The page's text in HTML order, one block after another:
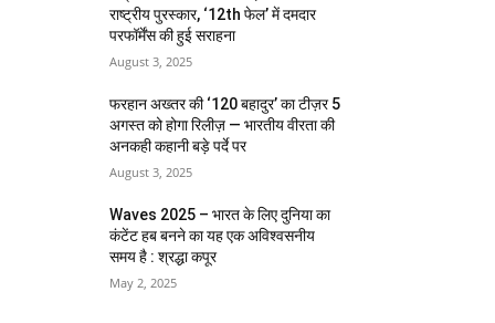
राष्ट्रीय पुरस्कार, ‘12th फेल’ में दमदार
परफॉर्मेंस की हुई सराहना
August 3, 2025
फरहान अख्तर की ‘120 बहादुर’ का टीज़र 5
अगस्त को होगा रिलीज़ — भारतीय वीरता की
अनकही कहानी बड़े पर्दे पर
August 3, 2025
Waves 2025 – भारत के लिए दुनिया का
कंटेंट हब बनने का यह एक अविश्वसनीय
समय है : श्रद्धा कपूर
May 2, 2025